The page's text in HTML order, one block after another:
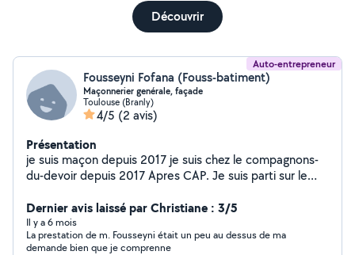
Découvrir
Auto-entrepreneur
Fousseyni Fofana (Fouss-batiment)
Maçonnerier genérale, façade
Toulouse (Branly)
4/5 (2 avis)
Présentation
je suis maçon depuis 2017 je suis chez le compagnons-
du-devoir depuis 2017 Apres CAP. Je suis parti sur le
compagnons-du-devoir depuis 2019 Maçonnerie de
pierre ,brique , parpaing , enduit , béton ; fondation
,escalier
Dernier avis laissé par Christiane : 3/5
Il y a 6 mois
La prestation de m. Fousseyni était un peu au dessus de ma
demande bien que je comprenne